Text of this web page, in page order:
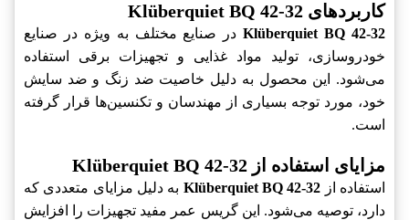
کاربردهای Klüberquiet BQ 42-32
Klüberquiet BQ 42-32در صنایع مختلف به ویژه در صنایع
خودروسازی، تولید مواد غذایی و تجهیزات برقی استفاده
می‌شود. این محصول به دلیل خاصیت ضد زنگ و ضد سایش
خود، مورد توجه بسیاری از مهندسان و تکنسین‌ها قرار گرفته
است.
مزایای استفاده از Klüberquiet BQ 42-32
استفاده از Klüberquiet BQ 42-32 به دلیل مزایای متعددی که
دارد، توصیه می‌شود. این گریس عمر مفید تجهیزات را افزایش